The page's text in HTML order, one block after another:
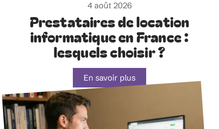
4 août 2026
Prestataires de location
informatique en France :
lesquels choisir ?
En savoir plus